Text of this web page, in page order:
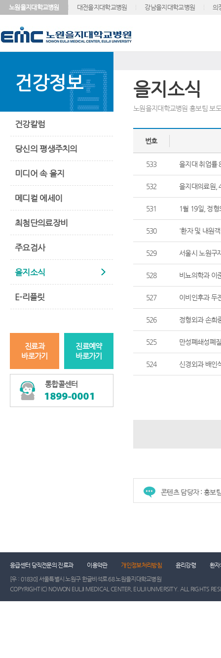
노원을지대학교병원 대전을지대학교병원 강남을지대학교병원 의
건강정보
건강칼럼
당신의 평생주치의
미디어 속 을지
메디컬 에세이
최첨단의료장비
주요검사
을지소식
E-리플릿
진료과
바로가기
진료예약
바로가기
통합콜센터
을지소식
노원을지대학교병원 홍보팀 보
번호
533 을지대 취업률
532 을지대의료원,
531 1월 19일, 정
530 '환자 및 내원
529 서울시 노원구
528 비뇨의학과 이
527 이비인후과 두
526 정형외과 손희
525 만성폐쇄성폐
524 신경외과 배인
콘텐츠 담당자 : 홍보
응급센터 당직전문의 진료과 이용약관 개인정보처리방침 윤리강령
환자
[우 : 01830] 서울특별시 노원구 한글비석로 68 노원을지대학교병원
COPYRIGHT(C) NOWON EULJI MEDICAL CENTER, EULJI UNIVERSITY. ALL RIGHTS